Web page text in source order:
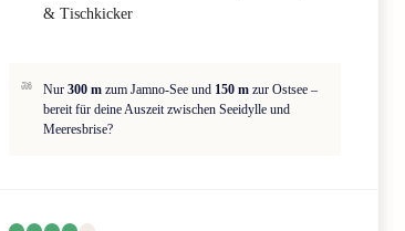
& Tischkicker
Nur 300 m zum Jamno-See und 150 m zur Ostsee –
bereit für deine Auszeit zwischen Seeidylle und
Meeresbrise?